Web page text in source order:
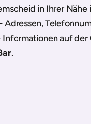
in Ihrer Nähe
Adressen,
Informationen auf der
.